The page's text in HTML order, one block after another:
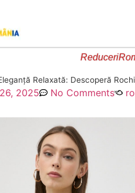
Relaxată: Descoperă
2025 No Comments